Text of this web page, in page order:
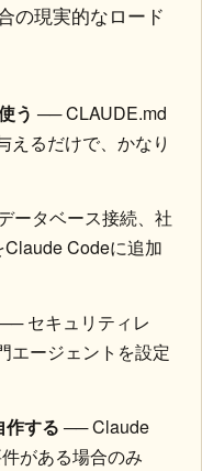
の現実的なロード
う ── CLAUDE.md
えるだけで、かなり
ータベース接続、社
Codeに追加
── セキュリティレ
エージェントを設定
作する ── Claude
がある場合のみ